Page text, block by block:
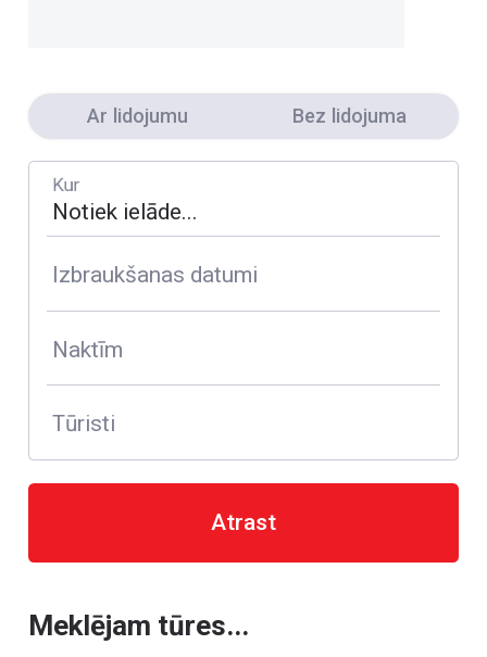
Ar lidojumu Bez lidojuma
Kur
Izbraukšanas datumi
Naktīm
Tūristi
Atrast
Meklējam tūres...